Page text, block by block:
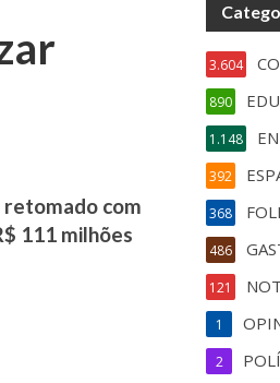
retomado com
111 milhões
3.604
890
1.148
392
368
486
121
1
2